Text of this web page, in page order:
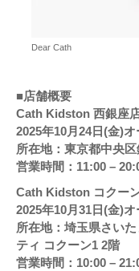
Dear Cath
■店舗概要
Cath Kidston 西銀座
2025年10月24日(金)
所在地：東京都中央
営業時間：11:00 –
Cath Kidston コクー
2025年10月31日(金)
所在地：埼玉県さい
ティ コクーン1 2階
営業時間：10:00 –